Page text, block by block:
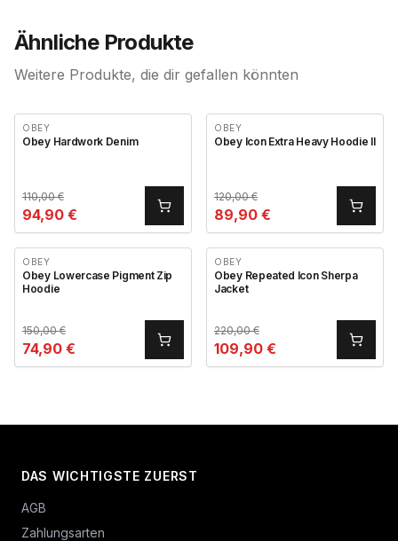
Ähnliche Produkte
Weitere Produkte, die dir gefallen könnten
OBEY
Obey Hardwork Denim
110,00€
94,90 €
OBEY
Obey Icon Extra Heavy Hoodie II
120,00€
89,90 €
OBEY
Obey Lowercase Pigment Zip
Hoodie
150,00€
74,90 €
OBEY
Obey Repeated Icon Sherpa
Jacket
220,00€
109,90 €
DAS WICHTIGSTE ZUERST
AGB
Zahlungsarten